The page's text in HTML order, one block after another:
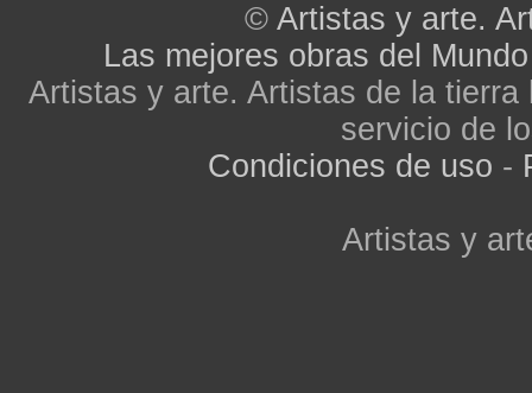
© Artistas y arte.
Las mejores obras del Mundo
Artistas y arte. Artistas de la
servicio de
Condiciones de uso -
Artistas y